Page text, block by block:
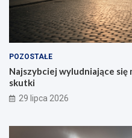
POZOSTAŁE
Najszybciej wyludniające się
skutki
29 lipca 2026